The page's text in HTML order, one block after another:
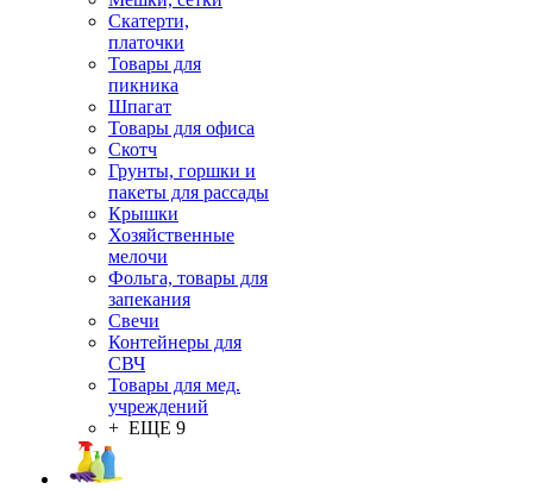
Скатерти,
платочки
Товары для
пикника
Шпагат
Товары для офиса
Скотч
Грунты, горшки и
пакеты для рассады
Крышки
Хозяйственные
мелочи
Фольга, товары для
запекания
Свечи
Контейнеры для
СВЧ
Товары для мед.
учреждений
+ ЕЩЕ 9